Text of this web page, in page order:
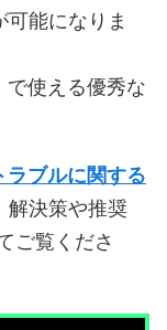
可能になりま
使える優秀な
ブルに関する
解決策や推奨
ご覧くださ